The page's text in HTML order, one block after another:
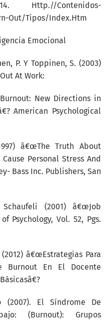
Http.//Contenidos-
Out/Tipos/Index.Htm
Emocional
P. Y Toppinen, S. (2003)
At Work:
New Directions in
American Psychological
â€œThe Truth About
Personal Stress And
Bass Inc. Publishers, San
(2001) â€œJob
Psychology, Vol. 52, Pgs.
â€œEstrategias Para
Burnout En El Docente
(2007). El Síndrome De
(Burnout): Grupos